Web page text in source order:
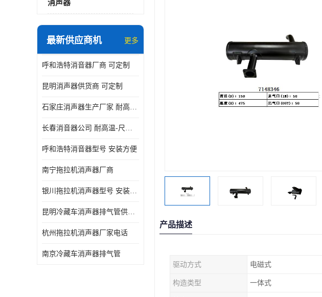
消声器
最新供应商机 更多
呼和浩特消音器厂商 可定制
昆明消声器供货商 可定制
石家庄消声器生产厂家 耐高温-尺寸可定制
长春消音器公司 耐高温-尺寸可定制
呼和浩特消音器型号 安装方便
南宁拖拉机消声器厂商
银川拖拉机消声器型号 安装方便
昆明冷藏车消声器排气管供货商 可定制
杭州拖拉机消声器厂家电话
南京冷藏车消声器排气管
产品描述
驱动方式 电磁式
构造类型 一体式